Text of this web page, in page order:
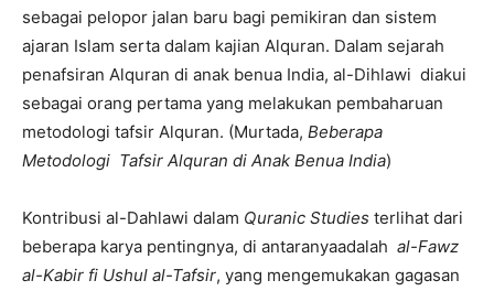
sebagai pelopor jalan baru bagi pemikiran dan sistem
ajaran Islam serta dalam kajian Alquran. Dalam sejarah
penafsiran Alquran di anak benua India, al-Dihlawi diakui
sebagai orang pertama yang melakukan pembaharuan
metodologi tafsir Alquran. (Murtada, Beberapa
Metodologi Tafsir Alquran di Anak Benua India)
Kontribusi al-Dahlawi dalam Quranic Studies terlihat dari
beberapa karya pentingnya, di antaranyaadalah al-Fawz
al-Kabir fi Ushul al-Tafsir, yang mengemukakan gagasan